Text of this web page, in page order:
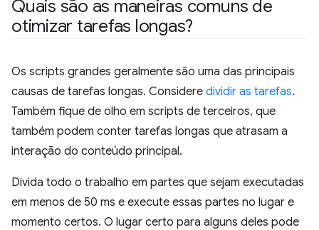
Quais são as maneiras comuns de
otimizar tarefas longas?
Os scripts grandes geralmente são uma das principais
causas de tarefas longas. Considere dividir as tarefas.
Também fique de olho em scripts de terceiros, que
também podem conter tarefas longas que atrasam a
interação do conteúdo principal.
Divida todo o trabalho em partes que sejam executadas
em menos de 50 ms e execute essas partes no lugar e
momento certos. O lugar certo para alguns deles pode